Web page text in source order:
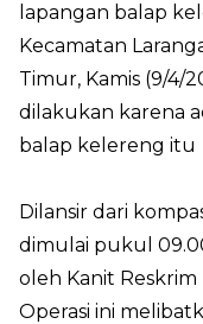
lapangan balap
Kecamatan
Timur, Kamis (9/4/
dilakukan karena
balap kelereng itu
Dilansir dari
dimulai pukul
oleh Kanit Reskrim
Operasi ini